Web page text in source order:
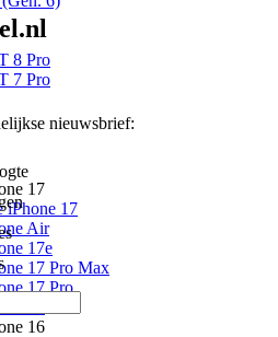
8 Pro
7 Pro
17
iPhone 17
Air
17e
17 Pro Max
17 Pro
17
16
nieuwsbrief: